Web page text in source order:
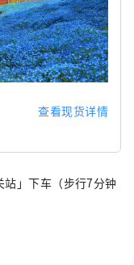
查看现货详情
」下车（步行7分钟